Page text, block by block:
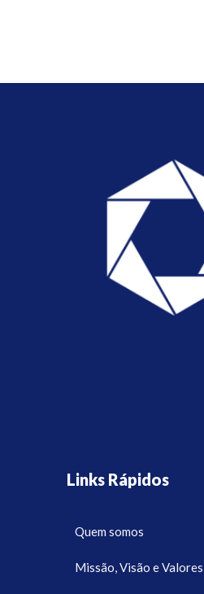
Links Rápidos
Quem somos
Missão, Visão e Valores